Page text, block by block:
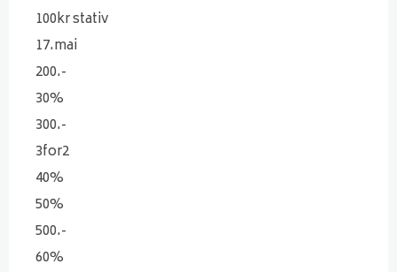
100kr stativ
17.mai
200.-
30%
300.-
3for2
40%
50%
500.-
60%